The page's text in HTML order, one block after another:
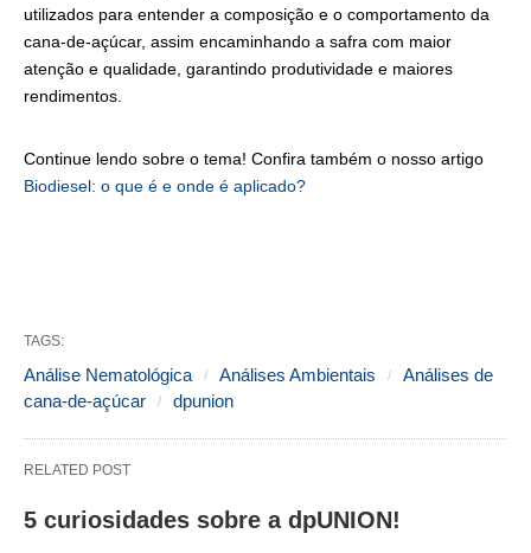
utilizados para entender a composição e o comportamento da
cana-de-açúcar, assim encaminhando a safra com maior
atenção e qualidade, garantindo produtividade e maiores
rendimentos.
Continue lendo sobre o tema! Confira também o nosso artigo
Biodiesel: o que é e onde é aplicado?
TAGS:
Análise Nematológica Análises Ambientais
Análises de
cana-de-açúcar
dpunion
RELATED POST
5 curiosidades sobre a dpUNION!